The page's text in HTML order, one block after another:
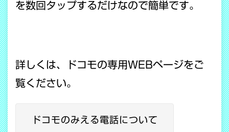
を数回タップするだけなので簡単です。
詳しくは、ドコモの専用WEBページをご
覧ください。
ドコモのみえる電話について